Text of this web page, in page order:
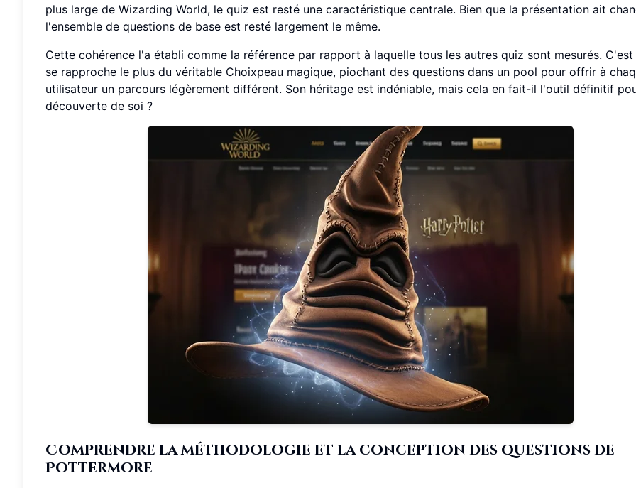
plus large de Wizarding World, le quiz est resté une caractéristique centrale. Bien que la présentation ait
l'ensemble de questions de base est resté largement le même.
Cette cohérence l'a établi comme la référence par rapport à laquelle tous les autres quiz sont mesurés. C'est
se rapproche le plus du véritable Choixpeau magique, piochant des questions dans un pool pour offrir à
utilisateur un parcours légèrement différent. Son héritage est indéniable, mais cela en fait-il l'outil définitif
découverte de soi ?
Comprendre la méthodologie et la conception des questions de
Pottermore